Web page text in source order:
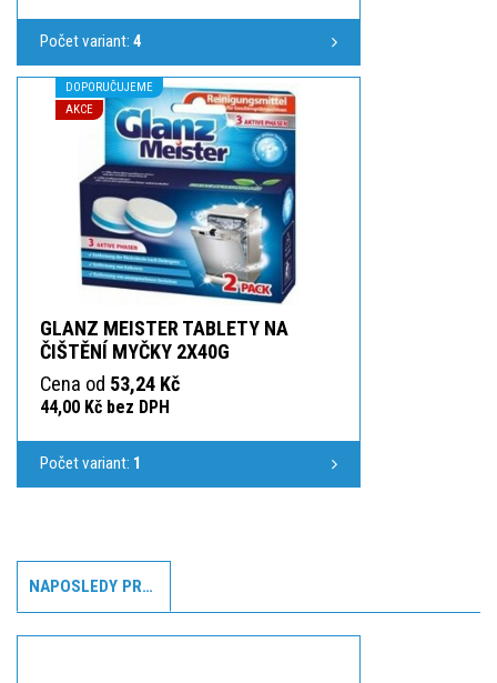
Počet variant: 4
DOPORUČUJEME
AKCE
GLANZ MEISTER TABLETY NA
ČIŠTĚNÍ MYČKY 2X40G
Cena od 53,24 Kč
44,00 Kč bez DPH
Počet variant: 1
NAPOSLEDY PROHLÍŽENÉ